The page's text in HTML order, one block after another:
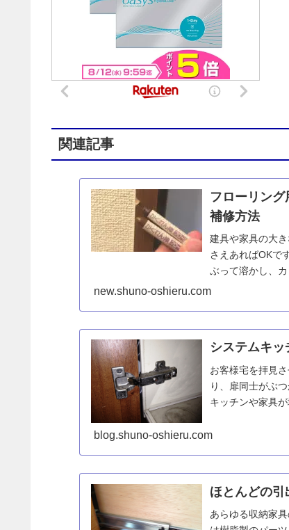
関連記事
フローリン
補修方法
建具や家具の大
さえあればOKで
ぶって溶かし、
new.shuno-oshieru.com
システムキ
お客様宅を拝見
り、扉同士がぶ
キッチンや家具
blog.shuno-oshieru.com
ほとんどの
あらゆる収納家